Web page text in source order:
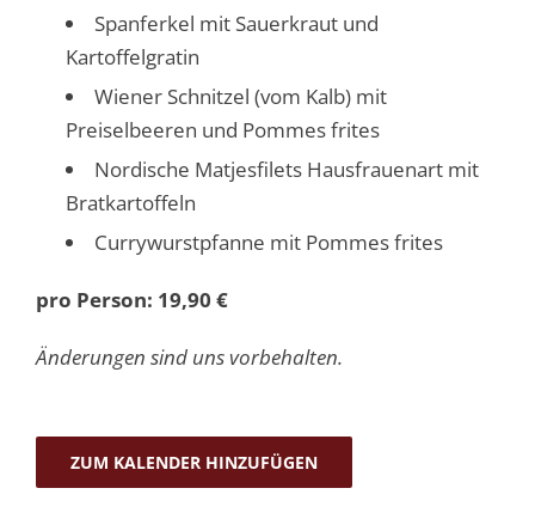
Spanferkel mit Sauerkraut und
Kartoffelgratin
Wiener Schnitzel (vom Kalb) mit
Preiselbeeren und Pommes frites
Nordische Matjesfilets Hausfrauenart mit
Bratkartoffeln
Currywurstpfanne mit Pommes frites
pro Person: 19,90 €
Änderungen sind uns vorbehalten.
ZUM KALENDER HINZUFÜGEN